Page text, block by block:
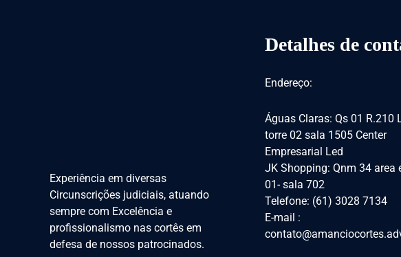
Experiência em diversas
Circunscrições judiciais, atuando
sempre com Excelência e
profissionalismo nas cortês em
defesa de nossos patrocinados.
Detalhes de
Endereço:
Águas Claras: Qs 01 R.210
torre 02 sala 1505 Center
Empresarial Led
JK Shopping: Qnm 34 area
01- sala 702
Telefone: (61) 3028 7134
E-mail :